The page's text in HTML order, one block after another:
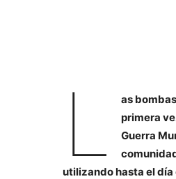
L
as
primera
Guerra
utilizando hasta el día